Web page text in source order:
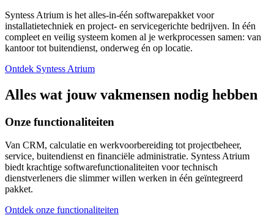
Syntess Atrium is het alles-in-één softwarepakket voor
installatietechniek en project- en servicegerichte bedrijven. In één
compleet en veilig systeem komen al je werkprocessen samen: van
kantoor tot buitendienst, onderweg én op locatie.
Ontdek Syntess Atrium
Alles wat jouw vakmensen nodig hebben
Onze functionaliteiten
Van CRM, calculatie en werkvoorbereiding tot projectbeheer,
service, buitendienst en financiële administratie. Syntess Atrium
biedt krachtige softwarefunctionaliteiten voor technisch
dienstverleners die slimmer willen werken in één geïntegreerd
pakket.
Ontdek onze functionaliteiten